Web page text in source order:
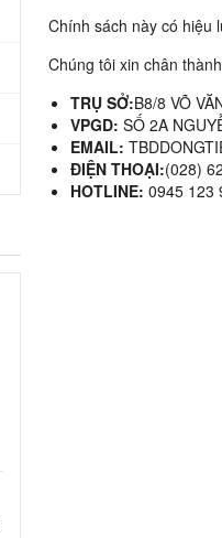
Chính sách này có hiệu
Chúng tôi xin chân
TRỤ SỞ:B8/8 VÕ
VPGD:SỐ 2A
EMAIL:
ĐIỆN THOẠI:(028)
HOTLINE: 0945 123